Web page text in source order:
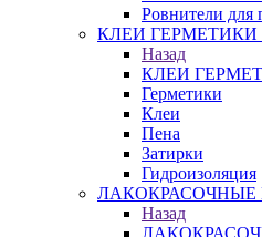
Ровнители для
КЛЕИ ГЕРМЕТИКИ
Назад
КЛЕИ
Герметики
Клеи
Пена
Затирки
Гидроизоляция
Назад